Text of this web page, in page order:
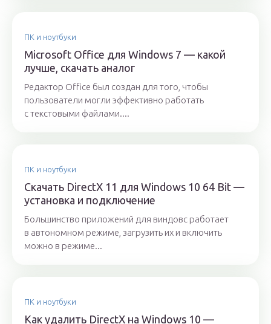
ПК и ноутбуки
Microsoft Office для Windows 7 — какой
лучше, скачать аналог
Редактор Office был создан для того, чтобы
пользователи могли эффективно работать
с текстовыми файлами....
ПК и ноутбуки
Скачать DirectX 11 для Windows 10 64 Bit —
установка и подключение
Большинство приложений для виндовс работает
в автономном режиме, загрузить их и включить
можно в режиме...
ПК и ноутбуки
Как удалить DirectX на Windows 10 —